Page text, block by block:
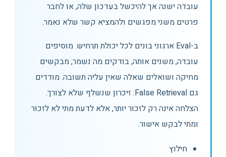
עובדה ישנה אך להיכשל בעדכון שלה, או לחבר
פרטים משני מפגשים ולהמציא קשר שלא נאמר.
ב-Eval ארגוני בונים לכל יכולת תרחיש. מוסיפים
עובדה, משנים אותה, בודקים מה נשמר, מבקשים
מחיקה ושואלים שאלה שאין עליה תשובה. מודדים
גם False Retrieval: זיכרון שנשלף שלא לצורך.
הצלחה אינה רק לזכור יותר, אלא לדעת מתי לא לזכור
ומתי לבקש אישור.
חילוץ